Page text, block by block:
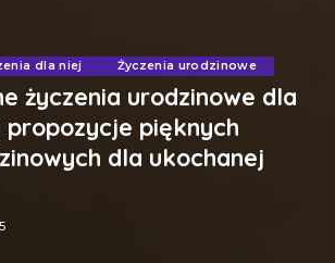
dla niej Życzenia urodzinowe
życzenia urodzinowe dla
propozycje pięknych
dla ukochanej